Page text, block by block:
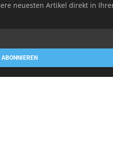
neuesten Artikel direkt in
ABONNIEREN